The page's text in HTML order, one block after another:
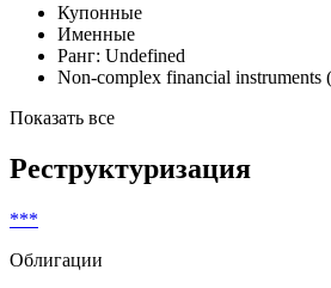
Купонные
Именные
Ранг: Undefined
Non-complex financial
Показать все
Реструктуризация
***
Облигации